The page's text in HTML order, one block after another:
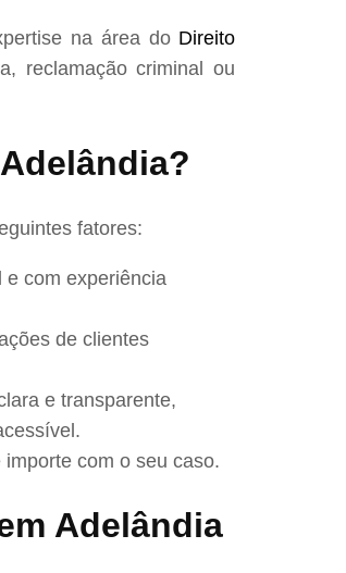
na área do Direito
reclamação criminal ou
fatores:
com experiência
de clientes
e transparente,
com o seu caso.
Adelândia